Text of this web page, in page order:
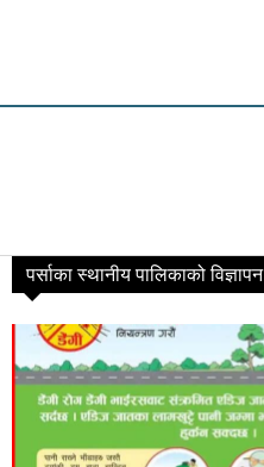
पर्साका स्थानीय पालिकाको विज्ञापन